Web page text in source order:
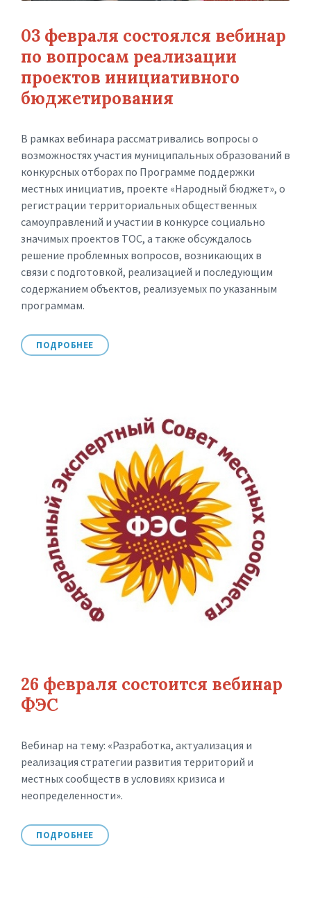
03 февраля состоялся вебинар
по вопросам реализации
проектов инициативного
бюджетирования
В рамках вебинара рассматривались вопросы о
возможностях участия муниципальных образований в
конкурсных отборах по Программе поддержки
местных инициатив, проекте «Народный бюджет», о
регистрации территориальных общественных
самоуправлений и участии в конкурсе социально
значимых проектов ТОС, а также обсуждалось
решение проблемных вопросов, возникающих в
связи с подготовкой, реализацией и последующим
содержанием объектов, реализуемых по указанным
программам.
ПОДРОБНЕЕ
26 февраля состоится вебинар
ФЭС
Вебинар на тему: «Разработка, актуализация и
реализация стратегии развития территорий и
местных сообществ в условиях кризиса и
неопределенности».
ПОДРОБНЕЕ